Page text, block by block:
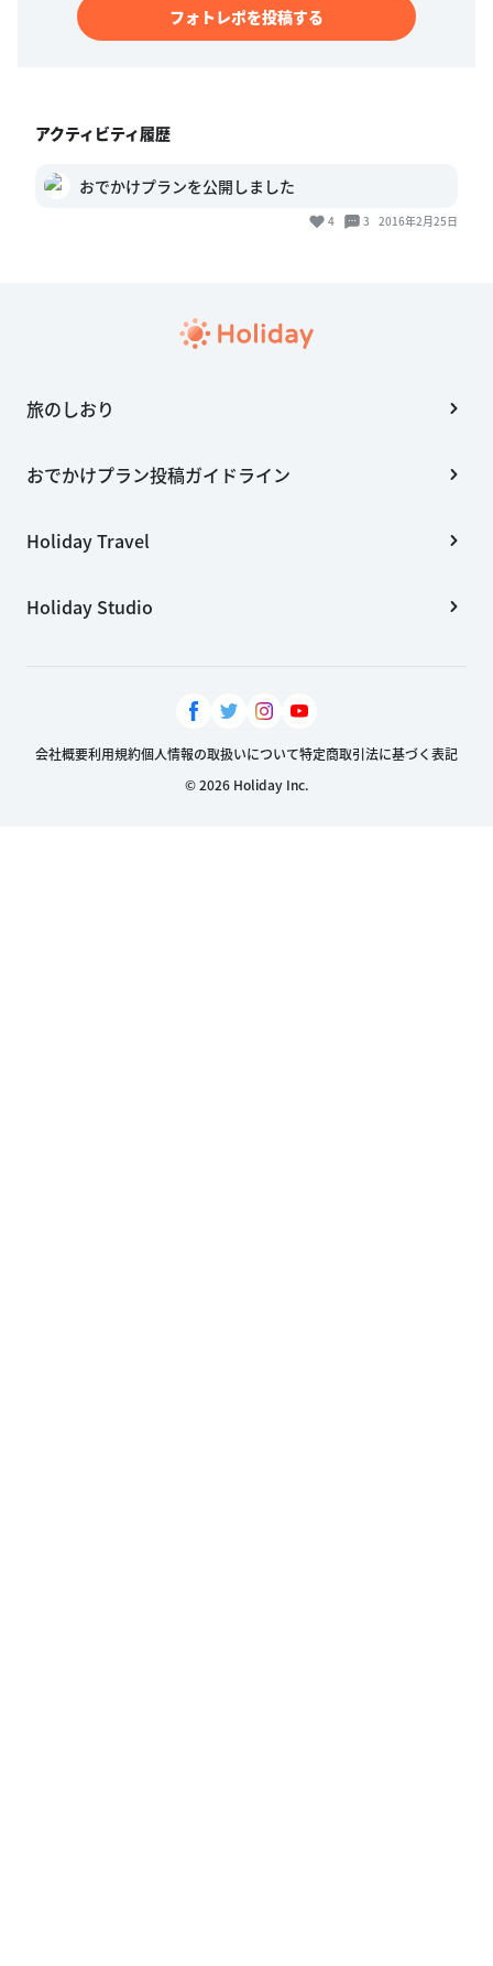
フォトレポを投稿する
アクティビティ履歴
おでかけプランを公開しました
4 3 2016年2月25日
旅のしおり
おでかけプラン投稿ガイドライン
Holiday Travel
Holiday Studio
会社概要利用規約個人情報の取扱いについて特定商取引法に基づく表記
© 2026 Holiday Inc.